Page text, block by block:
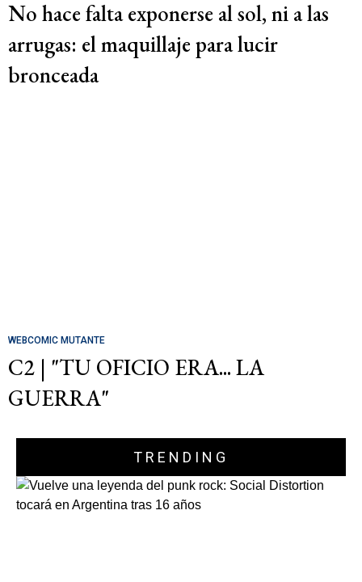
No hace falta exponerse al sol, ni a las
arrugas: el maquillaje para lucir
bronceada
WEBCOMIC MUTANTE
C2 | "TU OFICIO ERA... LA
GUERRA"
TRENDING